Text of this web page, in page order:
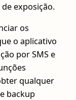
exposição.
os
o aplicativo
por SMS e
qualquer
backup